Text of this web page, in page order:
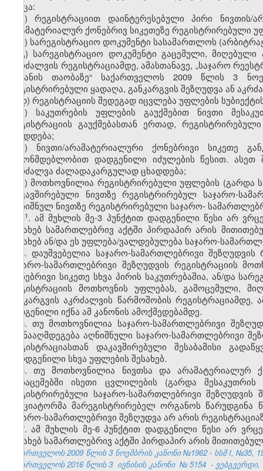
როცა:
ა) რეგისტრაციით დაინტერესებული პირი ნივთის/
არამატერიალურ ქონებრივ სიკეთეზე რეგისტრირებული
ბ) სარეგისტრაციო დოკუმენტი სასამართლოს
გ) სარეგისტრაციო დოკუმენტი გაცემული,
აკრძალვის რეგისტრაციამდე, ამასთანავე, „საჯარო
შეტანის თაობაზე“ საქართველოს 2009 წლის 3
რეგისტრირებული ყადაღა, განკარგვის შეზღუდვა ან
დ) რეგისტრაციის შედეგად იცვლება უფლების
ე) საკუთრების უფლების გაუქმებით ნივთი
რეგისტრაციის გაუქმებასთან ერთად,
ცხადდება;
ვ) ნივთი/არამატერიალური ქონებრივი სიკეთე
კანონმდებლობით დადგენილი იძულების წესით. ასეთ
აკრძალვა ძალადაკარგულად ცხადდება;
ზ) მოთხოვნილია რეგისტრირებული უფლების (გარდა
დაკავშირებული ნივთზე რეგისტრირებულ საჯარო-
აღნიშნულ ნივთზე რეგისტრირებული საჯარო-
3​1. ამ მუხლის მე-3 პუნქტით დადგენილი წესი არ
შესახებ სამართლებრივ აქტში პირდაპირ არის
შესახებ ან/და ეს უფლება/ვალდებულება საჯარო-
4.დაუშვებელია საჯარო-სამართლებრივი
საჯარო-სამართლებრივი შეზღუდვის რეგისტრაციის
ქონებრივი სიკეთე სხვა პირის საკუთრებაშია, ან/და
რეგისტრაციის მოთხოვნის უფლებას, გამოცემული,
განკარგვის აკრძალვის წარმოშობის
შედგენილი იქნა ამ კანონის ამოქმედებამდე.
5. თუ მოთხოვნილია საჯარო-სამართლებრივი
ეწინააღმდეგება აღნიშნული საჯარო-სამართლებრივი
რეგისტრაციასთან დაკავშირებული შესაბამისი
წარდგენილი სხვა უფლების შესახებ.
6. თუ მოთხოვნილია ნივთსა და არამატერიალურ
მონაცემებში ისეთი ცვლილების (გარდა
რეგისტრირებული საჯარო-სამართლებრივი შეზღუდვის
ინიციატორმა მარეგისტრირებელ ორგანოს
საჯარო-სამართლებრივი შეზღუდვა არ არის
7. ამ მუხლის მე-6 პუნქტით დადგენილი წესი არ
შესახებ სამართლებრივ აქტში პირდაპირ არის
საქართველოს 2009 წლის 3 ნოემბრის კანონი №1962 - სსმ I, №35,
საქართველოს 2016 წლის 3 ივნისის კანონი № 5154 - ვებგვერდი,